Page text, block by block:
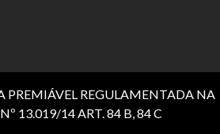
PREMIÁVEL REGULAMENTADA NA
13.019/14 ART. 84 B, 84 C